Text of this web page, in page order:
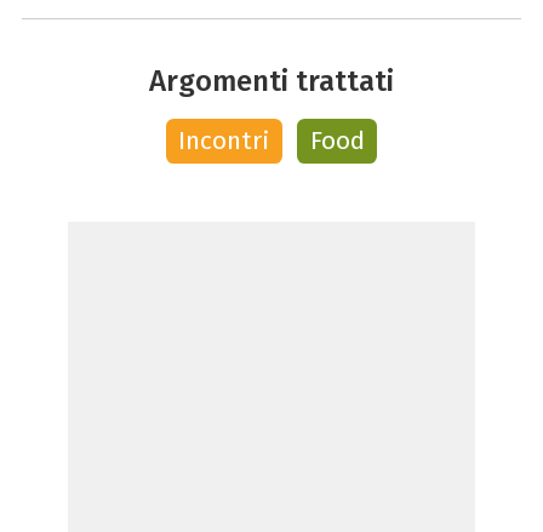
Argomenti trattati
Incontri Food